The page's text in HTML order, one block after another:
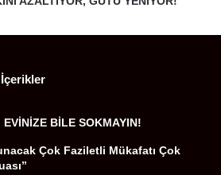
BİLE SOKMAYIN!
Çok Faziletli Mükafatı Çok